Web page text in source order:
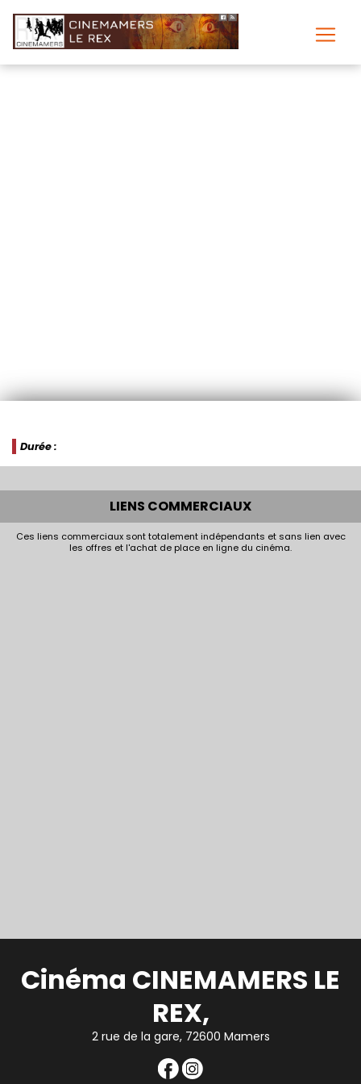
Durée :
LIENS COMMERCIAUX
Ces liens commerciaux sont totalement indépendants et sans lien avec
les offres et l'achat de place en ligne du cinéma.
Cinéma CINEMAMERS LE
REX,
2 rue de la gare, 72600 Mamers